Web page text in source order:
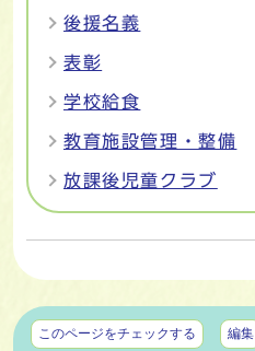
後援名義
表彰
学校給食
教育施設管理・整備
放課後児童クラブ
マイページ
このページをチェックする 編集